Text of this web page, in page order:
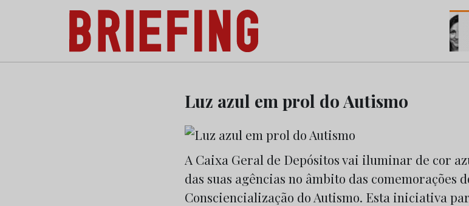
Briefing: Todas as notícias sobre os negócios do Marketing e da Publicidade
Luz azul em prol do Autismo
A Caixa Geral de Depósitos vai iluminar de cor
das suas agências no âmbito das comemorações
Consciencialização do Autismo. Esta iniciativa